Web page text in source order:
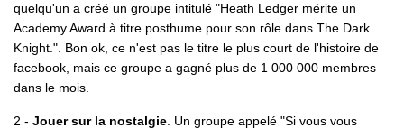
quelqu'un a créé un groupe intitulé "Heath Ledger mérite un
Academy Award à titre posthume pour son rôle dans The Dark
Knight. ". Bon ok, ce n'est pas le titre le plus court de l'histoire de
facebook, mais ce groupe a gagné plus de 1 000 000 membres
dans le mois.
2 - Jouer sur la nostalgie . Un groupe appelé "Si vous vous